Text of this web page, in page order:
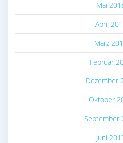
Mai
April
März
Februar
Dezember
Oktober
September
Juni